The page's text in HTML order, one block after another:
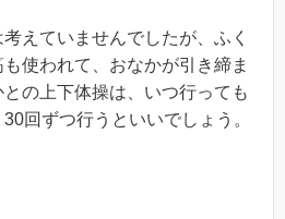
えていませんでしたが、ふく
使われて、おなかが引き締ま
の上下体操は、いつ行っても
回ずつ行うといいでしょう。